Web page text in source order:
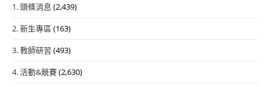
1. 頭條消息 (2,439)
2. 新生專區 (163)
3. 教師研習 (493)
4. 活動&競賽(2,630)